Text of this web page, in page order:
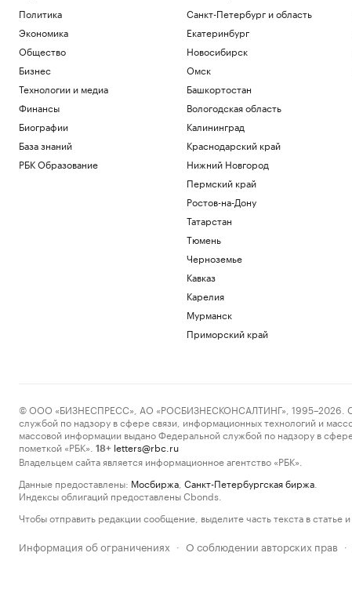
Политика
Экономика
Общество
Бизнес
Технологии и медиа
Финансы
Биографии
База знаний
РБК Образование
Санкт-Петербург и область
Екатеринбург
Новосибирск
Омск
Башкортостан
Вологодская область
Калининград
Краснодарский край
Нижний Новгород
Пермский край
Ростов-на-Дону
Татарстан
Тюмень
Черноземье
Кавказ
Карелия
Мурманск
Приморский край
© ООО «БИЗНЕСПРЕСС», АО «РОСБИЗНЕСКОНСАЛТИНГ», 1995–2026.
службой по надзору в сфере связи, информационных технологий и
массовой информации выдано Федеральной службой по надзору в
пометкой «РБК».
18+ letters@rbc.ru
Владельцем сайта является информационное агентство «РБК».
Данные предоставлены: Мосбиржа Санкт-Петербургская биржа
Индексы облигаций предоставлены Cbonds.
Чтобы отправить редакции сообщение, выделите часть текста в статье
Информация об ограничениях · О соблюдении авторских прав ·